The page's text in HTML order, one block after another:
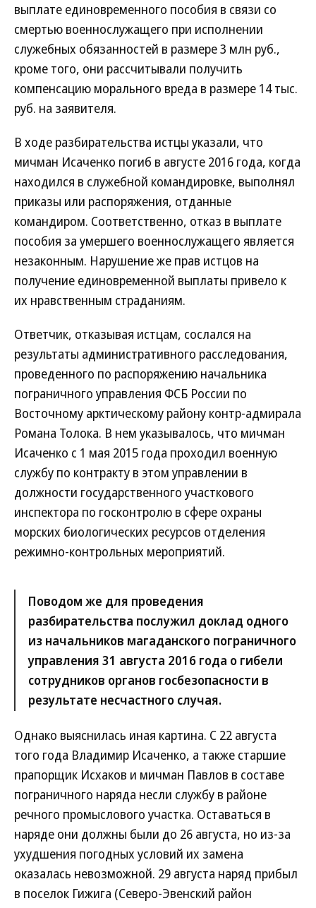
выплате единовременного пособия в связи со
смертью военнослужащего при исполнении
служебных обязанностей в размере 3 млн руб.,
кроме того, они рассчитывали получить
компенсацию морального вреда в размере 14 тыс.
руб. на заявителя.
В ходе разбирательства истцы указали, что
мичман Исаченко погиб в августе 2016 года, когда
находился в служебной командировке, выполнял
приказы или распоряжения, отданные
командиром. Соответственно, отказ в выплате
пособия за умершего военнослужащего является
незаконным. Нарушение же прав истцов на
получение единовременной выплаты привело к
их нравственным страданиям.
Ответчик, отказывая истцам, сослался на
результаты административного расследования,
проведенного по распоряжению начальника
пограничного управления ФСБ России по
Восточному арктическому району контр-адмирала
Романа Толока. В нем указывалось, что мичман
Исаченко с 1 мая 2015 года проходил военную
службу по контракту в этом управлении в
должности государственного участкового
инспектора по госконтролю в сфере охраны
морских биологических ресурсов отделения
режимно-контрольных мероприятий.
Поводом же для проведения
разбирательства послужил доклад одного
из начальников магаданского пограничного
управления 31 августа 2016 года о гибели
сотрудников органов госбезопасности в
результате несчастного случая.
Однако выяснилась иная картина. С 22 августа
того года Владимир Исаченко, а также старшие
прапорщик Исхаков и мичман Павлов в составе
пограничного наряда несли службу в районе
речного промыслового участка. Оставаться в
наряде они должны были до 26 августа, но из-за
ухудшения погодных условий их замена
оказалась невозможной. 29 августа наряд прибыл
в поселок Гижига (Северо-Эвенский район